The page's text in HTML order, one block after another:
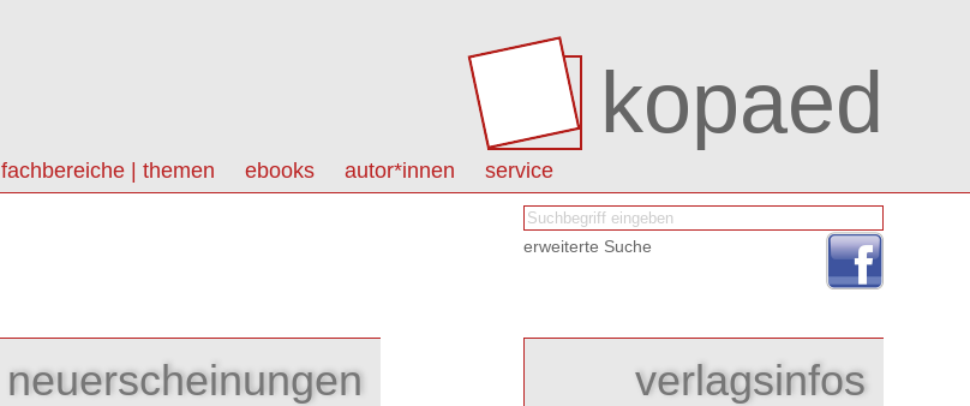
kopaed
fachbereiche | themen ebooks autor*innen service
erweiterte Suche
neuerscheinungen verlagsinfos